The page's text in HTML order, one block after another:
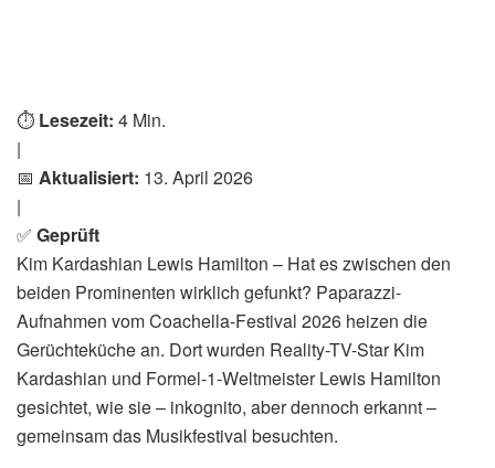
⏱️ Lesezeit: 4 Min.
|
📅 Aktualisiert: 13. April 2026
|
✅ Geprüft
Kim Kardashian Lewis Hamilton – Hat es zwischen den
beiden Prominenten wirklich gefunkt? Paparazzi-
Aufnahmen vom Coachella-Festival 2026 heizen die
Gerüchteküche an. Dort wurden Reality-TV-Star Kim
Kardashian und Formel-1-Weltmeister Lewis Hamilton
gesichtet, wie sie – inkognito, aber dennoch erkannt –
gemeinsam das Musikfestival besuchten.